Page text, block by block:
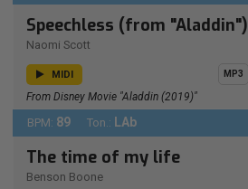
Speechless (from "Aladdin")
Naomi Scott
MIDI MP3
From Disney Movie "Aladdin (2019)"
BPM: 89 Ton.: LAb
The time of my life
Benson Boone